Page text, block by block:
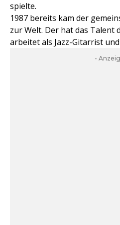
spielte.
1987 bereits kam der
zur Welt. Der hat das Talent
arbeitet als Jazz-Gitarrist
-